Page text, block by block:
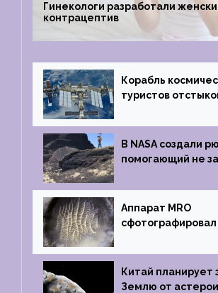
Гинекологи разработали
контрацептив
Корабль
туристов
на Землю
В NASA создали
помогающий не
Аппарат MRO
на отпечаток
Китай планирует
Землю от